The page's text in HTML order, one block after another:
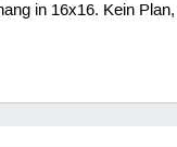
in 16x16. Kein